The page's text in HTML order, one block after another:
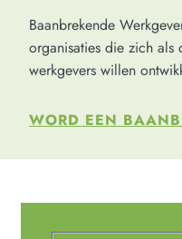
Baanbrekende
organisaties die zich als
werkgevers willen
WORD EEN